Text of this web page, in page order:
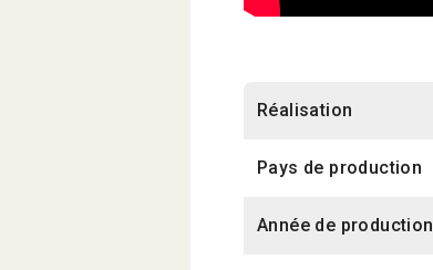
Réalisation
Pays de production
Année de production